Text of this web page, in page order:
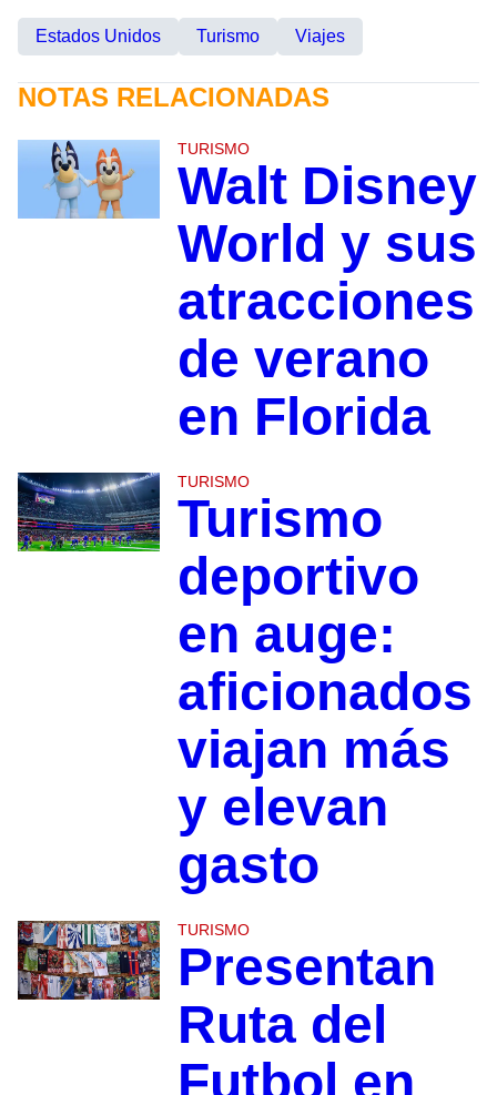
Estados Unidos Turismo Viajes
NOTAS RELACIONADAS
TURISMO
Walt Disney
World y sus
atracciones
de verano
en Florida
TURISMO
Turismo
deportivo
en auge:
aficionados
viajan más
y elevan
gasto
TURISMO
Presentan
Ruta del
Futbol en